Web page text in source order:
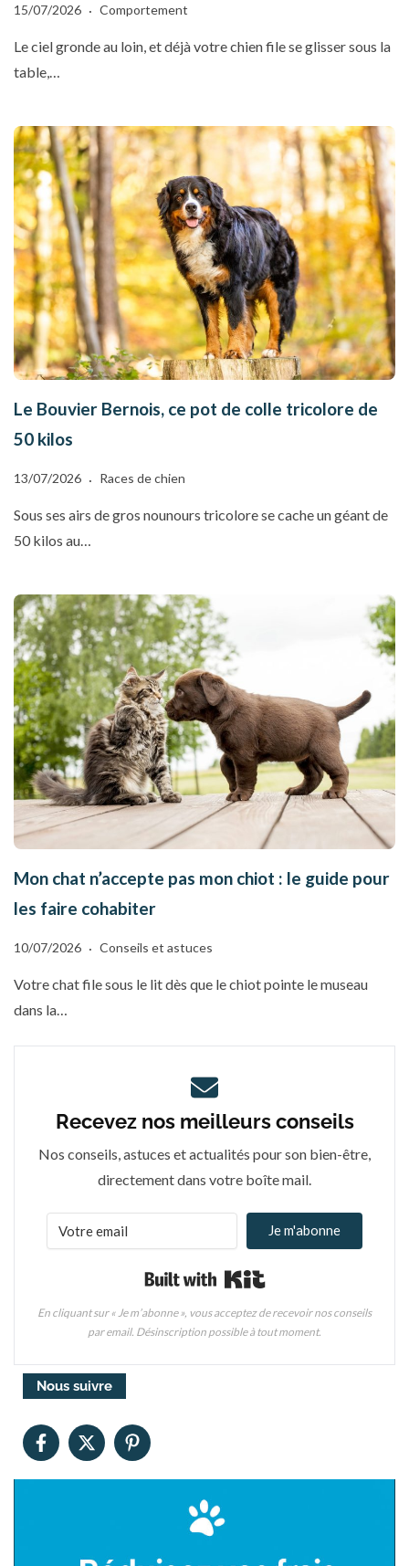
15/07/2026 Comportement
Le ciel gronde au loin, et déjà votre chien file se glisser sous la
table,…
Le Bouvier Bernois, ce pot de colle tricolore de
50 kilos
13/07/2026 Races de chien
Sous ses airs de gros nounours tricolore se cache un géant de
50 kilos au…
Mon chat n’accepte pas mon chiot : le guide pour
les faire cohabiter
10/07/2026 Conseils et astuces
Votre chat file sous le lit dès que le chiot pointe le museau
dans la…
Recevez nos meilleurs conseils
Nos conseils, astuces et actualités pour son bien-être,
directement dans votre boîte mail.
Je m'abonne
En cliquant sur « Je m’abonne », vous acceptez de recevoir nos conseils
par email. Désinscription possible à tout moment.
Nous suivre